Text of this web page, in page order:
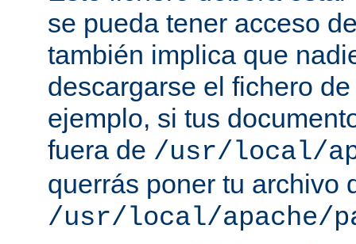
se pueda tener acceso
también implica que
descargarse el fichero
ejemplo, si tus
fuera de /usr/local/
querrás poner tu archivo
/usr/local/apache/